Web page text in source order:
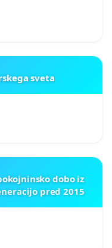
sveta
dobo iz
pred 2015